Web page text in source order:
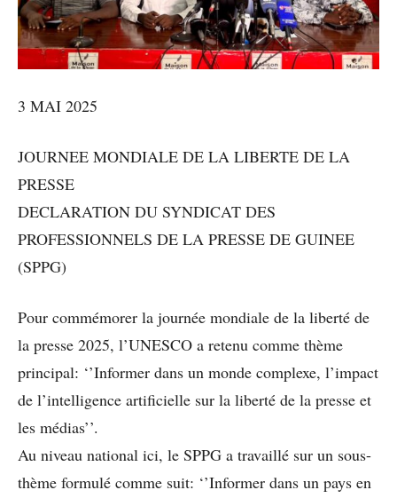
3 MAI 2025
JOURNEE MONDIALE DE LA LIBERTE DE LA
PRESSE
DECLARATION DU SYNDICAT DES
PROFESSIONNELS DE LA PRESSE DE GUINEE
(SPPG)
Pour commémorer la journée mondiale de la liberté de
la presse 2025, l’UNESCO a retenu comme thème
principal: ‘’Informer dans un monde complexe, l’impact
de l’intelligence artificielle sur la liberté de la presse et
les médias’’.
Au niveau national ici, le SPPG a travaillé sur un sous-
thème formulé comme suit: ‘’Informer dans un pays en